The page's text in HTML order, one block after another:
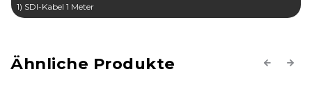
1) SDI-Kabel 1 Meter
Previous
Next